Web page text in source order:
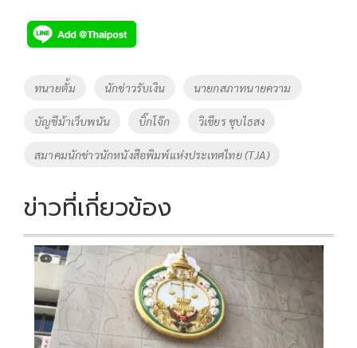
e
b
o
o
k
tt
er
p
y
Li
Tags
ทนายตั้ม นักข่าวรับเงิน นายกสภาทนายความ
บัญชีม้าเว็บพนัน บิ๊กโจ๊ก วิเชียร ชุบไธสง
สมาคมนักข่าวนักหนังสือพิมพ์แห่งประเทศไทย (TJA)
ข่าวที่เกี่ยวข้อง